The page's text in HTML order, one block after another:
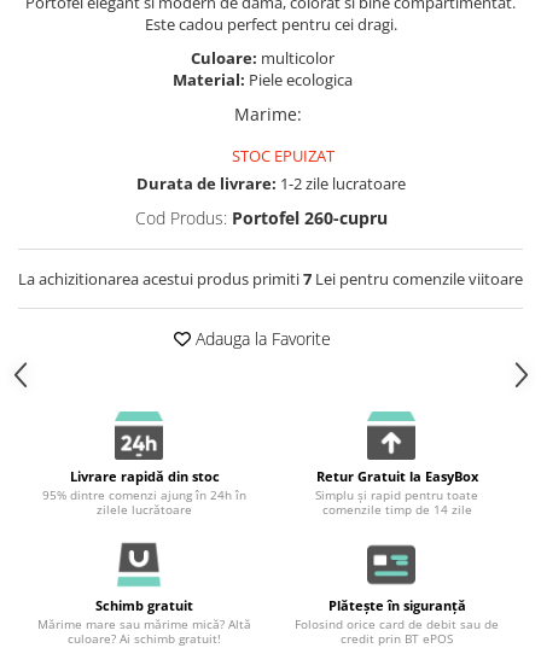
Este cadou perfect pentru cei dragi.
Culoare: multicolor
Material: Piele ecologica
Marime:
STOC EPUIZAT
Durata de livrare: 1-2 zile lucratoare
Cod Produs: Portofel 260-cupru
La achizitionarea acestui produs primiti7 Lei pentru comenzile viitoare
Adauga la Favorite
Livrare rapidă din stoc
95% dintre comenzi ajung în 24h în
zilele lucrătoare
Retur Gratuit la EasyBox
Simplu și rapid pentru toate
comenzile timp de 14 zile
Schimb gratuit
Mărime mare sau mărime mică? Altă
culoare? Ai schimb gratuit!
Plătește în siguranță
Folosind orice card de debit sau de
credit prin BT ePOS